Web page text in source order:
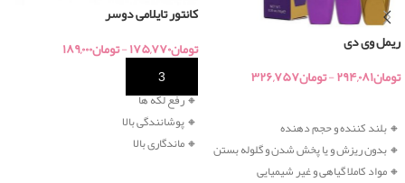
ریمل وی دی
تومان۲۹۴,۰۸۱-تومان۳۲۶,۷۵۷
🔸 بلند کننده وحجم دهنده
🔸 بدون ریزش و یا پخش شدن و گلوله بستن
🔸 مواد کاملا گیاهی و غیر شیمیایی
کانتور تایلامی دوسر
تومان۱۷۵,۷۷۰-تومان۱۸۹,۰۰۰
🔸 رفع لکه ها
🔸 پوشانندگی بالا
🔸 ماندگاری بالا